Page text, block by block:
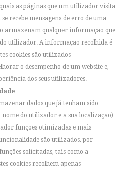
as páginas que um utilizador visita
recebe mensagens de erro de uma
armazenam qualquer informação que
utilizador. A informação recolhida é
cookies são utilizados
o desempenho de um website e,
dos seus utilizadores.
dados que já tenham sido
do utilizador e a sua localização)
funções otimizadas e mais
são utilizados, por
solicitadas, tais como a
cookies recolhem apenas